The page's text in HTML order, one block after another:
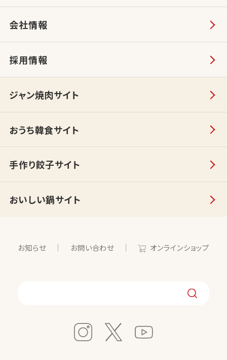
会社情報
採用情報
ジャン焼肉サイト
おうち韓食サイト
手作り餃子サイト
おいしい鍋サイト
お知らせ お問い合わせ オンラインショップ